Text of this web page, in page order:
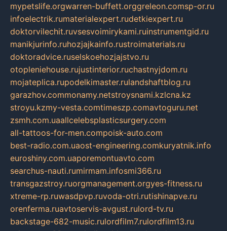
mypetslife.orgwarren-buffett.orggreleon.comsp-or.ru
infoelectrik.rumaterialexpert.rudetkiexpert.ru
doktorvilechit.ruvsesvoimirykami.ruinstrumentgid.ru
manikjurinfo.ruhozjajkainfo.rustroimaterials.ru
doktoradvice.ruselskoehozjajstvo.ru
otopleniehouse.rujustinterior.ruchastnyjdom.ru
mojateplica.rupodelkimaster.rulandshaftblog.ru
garazhov.commonamy.netstroysnami.kzlcna.kz
stroyu.kzmy-vesta.comtimeszp.comavtoguru.net
zsmh.com.uaallcelebsplasticsurgery.com
all-tattoos-for-men.compoisk-auto.com
best-radio.com.uaost-engineering.comkuryatnik.info
euroshiny.com.uaporemontuavto.com
searchus-nauti.rumirmam.infosmi366.ru
transgazstroy.ruorgmanagement.orgyes-fitness.ru
xtreme-rp.ruwasdpvp.ruvoda-otri.rutishinapve.ru
orenferma.ruavtoservis-avgust.rulord-tv.ru
backstage-682-music.rulordfilm7.rulordfilm13.ru